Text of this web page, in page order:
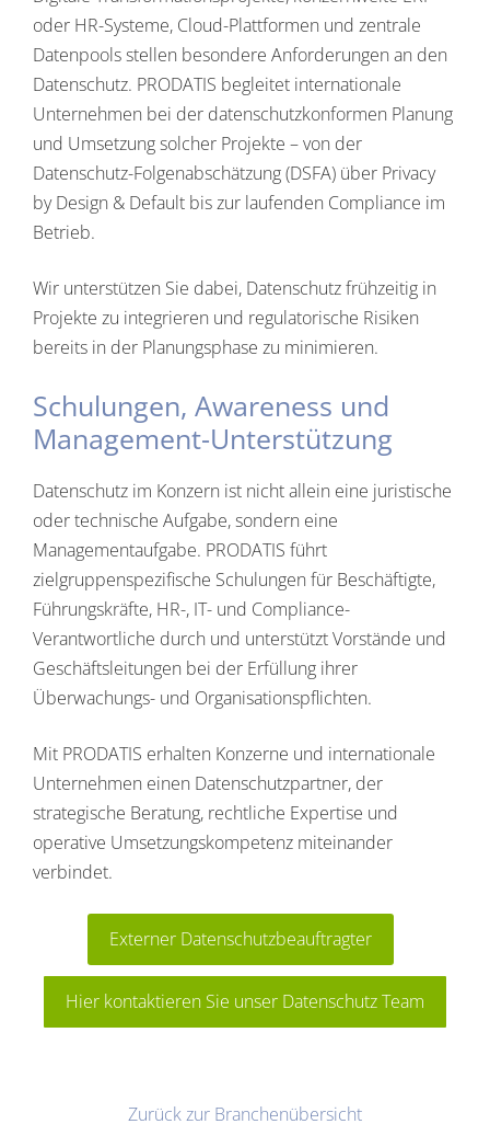
oder HR-Systeme, Cloud-Plattformen und zentrale
Datenpools stellen besondere Anforderungen an den
Datenschutz. PRODATIS begleitet internationale
Unternehmen bei der datenschutzkonformen Planung
und Umsetzung solcher Projekte – von der
Datenschutz-Folgenabschätzung (DSFA) über Privacy
by Design & Default bis zur laufenden Compliance im
Betrieb.
Wir unterstützen Sie dabei, Datenschutz frühzeitig in
Projekte zu integrieren und regulatorische Risiken
bereits in der Planungsphase zu minimieren.
Schulungen, Awareness und
Management-Unterstützung
Datenschutz im Konzern ist nicht allein eine juristische
oder technische Aufgabe, sondern eine
Managementaufgabe. PRODATIS führt
zielgruppenspezifische Schulungen für Beschäftigte,
Führungskräfte, HR-, IT- und Compliance-
Verantwortliche durch und unterstützt Vorstände und
Geschäftsleitungen bei der Erfüllung ihrer
Überwachungs- und Organisationspflichten.
Mit PRODATIS erhalten Konzerne und internationale
Unternehmen einen Datenschutzpartner, der
strategische Beratung, rechtliche Expertise und
operative Umsetzungskompetenz miteinander
verbindet.
Externer Datenschutzbeauftragter
Hier kontaktieren Sie unser Datenschutz Team
Zurück zur Branchenübersicht